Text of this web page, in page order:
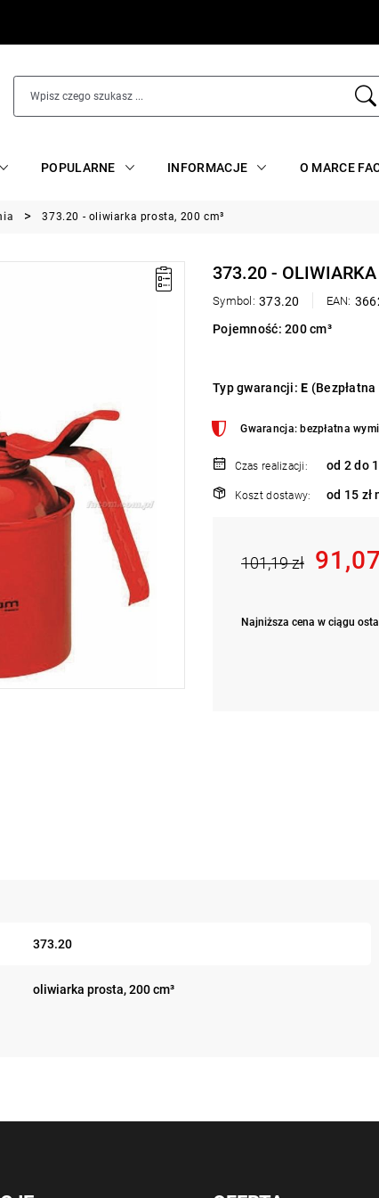
POPULARNE INFORMACJE O MARCE
373.20 - oliwiarka prosta, 200 cm³
373.20 -
Symbol: 373.20 EAN:
Pojemność: 200 cm³
Typ gwarancji:E
Gwarancja: bezpłatna
Czas realizacji: od 2 do
Koszt dostawy: od 15 zł
101,19 zł
Najniższa cena w ciągu
373.20
oliwiarka prosta, 200 cm³